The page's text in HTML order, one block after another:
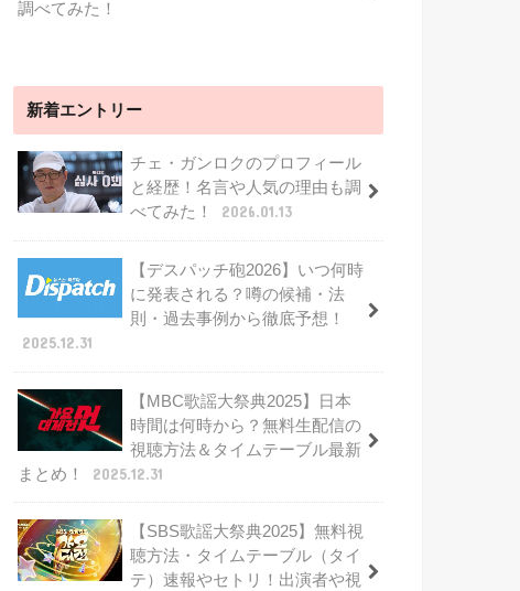
調べてみた！
新着エントリー
チェ・ガンロクのプロフィール
と経歴！名言や人気の理由も調
べてみた！
2026.01.13
【デスパッチ砲2026】いつ何時
に発表される？噂の候補・法
則・過去事例から徹底予想！
2025.12.31
【MBC歌謡大祭典2025】日本
時間は何時から？無料生配信の
視聴方法＆タイムテーブル最新
まとめ！
2025.12.31
【SBS歌謡大祭典2025】無料視
聴方法・タイムテーブル（タイ
テ）速報やセトリ！出演者や視